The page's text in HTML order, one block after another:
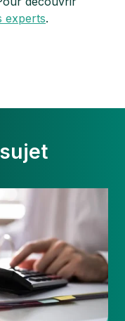
experts.